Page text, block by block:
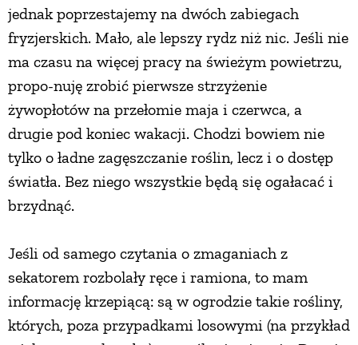
jednak poprzestajemy na dwóch zabiegach
fryzjerskich. Mało, ale lepszy rydz niż nic. Jeśli nie
ma czasu na więcej pracy na świeżym powietrzu,
propo-nuję zrobić pierwsze strzyżenie
żywopłotów na przełomie maja i czerwca, a
drugie pod koniec wakacji. Chodzi bowiem nie
tylko o ładne zagęszczanie roślin, lecz i o dostęp
światła. Bez niego wszystkie będą się ogałacać i
brzydnąć.
Jeśli od samego czytania o zmaganiach z
sekatorem rozbolały ręce i ramiona, to mam
informację krzepiącą: są w ogrodzie takie rośliny,
których, poza przypadkami losowymi (na przykład